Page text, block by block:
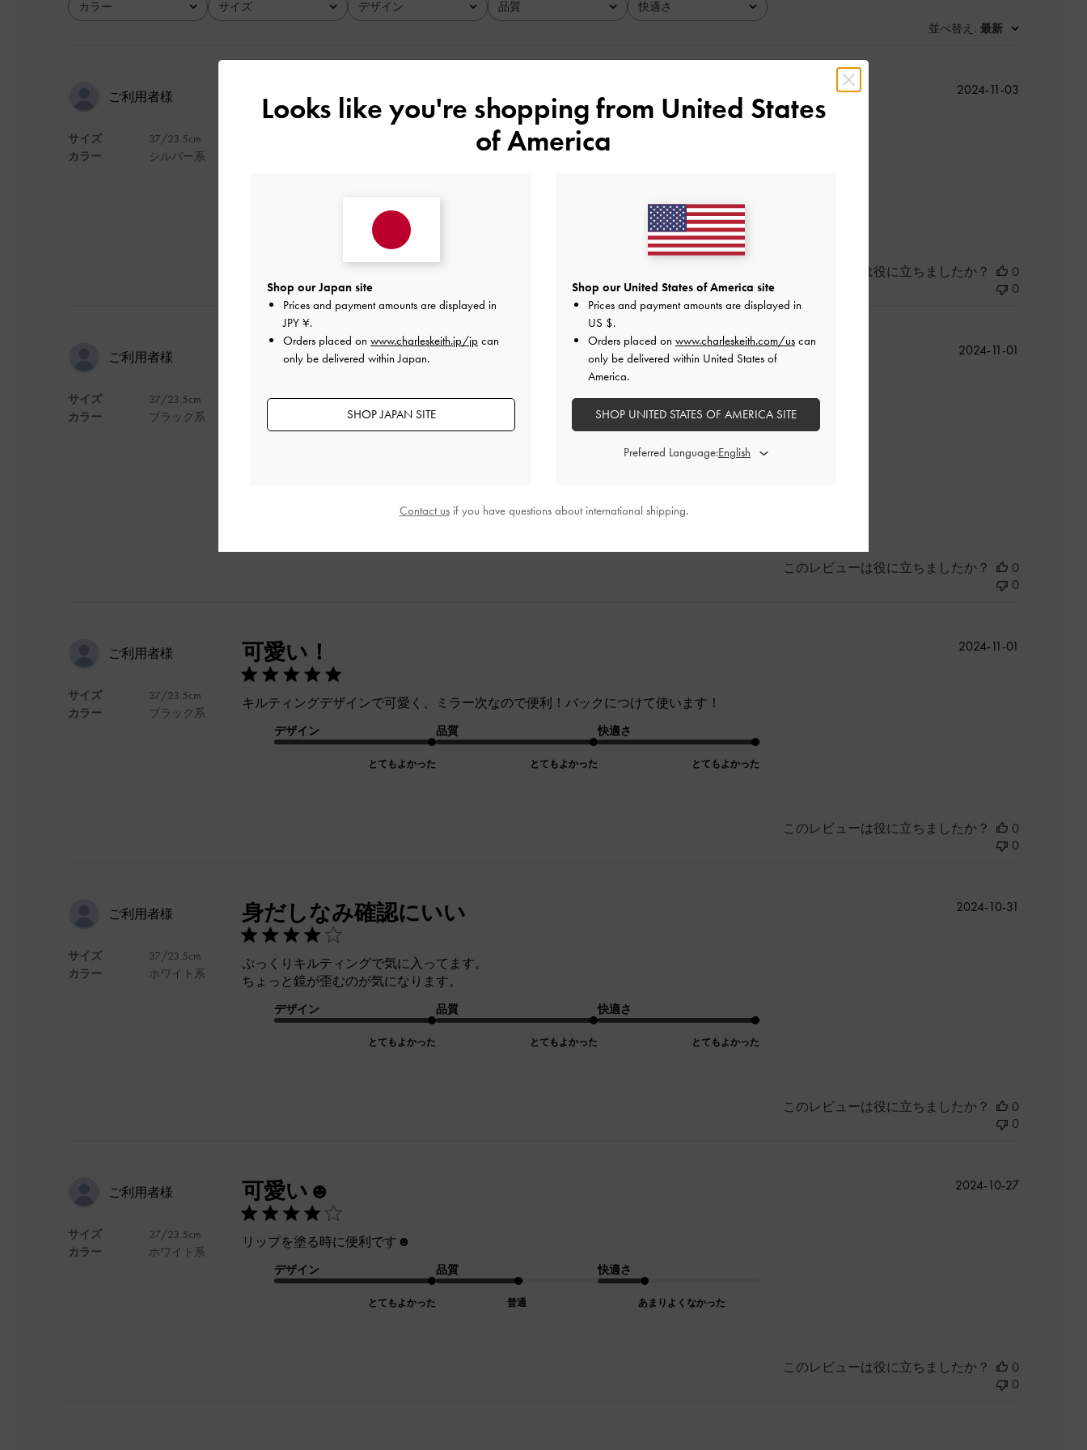
カラー
全て サイズ
全て デザイン
全て 品質
全て 快適さ
全て
並べ替え : 最新
ご利用者様
サイズ
カラー
37/23.5cm
シルバー系
可愛い！
普通
公
2024-11-03
このレビューは役に立ちましたか？
0
0
ご利用者様
サイズ
カラー
37/23.5cm
ブラック系
ひとめぼれ！！！！
ここで買ったバックのショルダーにつけました！
めちゃくちゃかわいい！
とてもよかった
2024-11-01
このレビューは役に立ちましたか？
0
0
ご利用者様
サイズ
カラー
37/23.5cm
ブラック系
可愛い！
キルティングデザインで可愛く、ミラー次なので便利！バックにつけて使います！
デザイン
とてもよかった
品質
とてもよかった
快適さ
とてもよかった
2024-11-01
このレビューは役に立ちましたか？
0
0
ご利用者様
サイズ
カラー
37/23.5cm
ホワイト系
身だしなみ確認にいい
ぷっくりキルティングで気に入ってます。
ちょっと鏡が歪むのが気になります。
デザイン
とてもよかった
品質
とてもよかった
快適さ
とてもよかった
2024-10-31
このレビューは役に立ちましたか？
0
0
ご利用者様
サイズ
カラー
37/23.5cm
ホワイト系
可愛い☻
リップを塗る時に便利です☻
デザイン
とてもよかった
品質
普通
快適さ
あまりよくなかった
公
2024-10-27
このレビューは役に立ちましたか？
0
0
Looks like you're shopping from United States
of America
Shop our Japan site
Prices and payment amounts are displayed in
JPY ¥.
Orders placed on www.charleskeith.jp/jp can
only be delivered within Japan.
SHOP JAPAN SITE
Shop our United States of America site
Prices and payment amounts are displayed in
US $.
Orders placed on www.charleskeith.com/us can
only be delivered within United States of
America.
SHOP UNITED STATES OF AMERICA SITE
Preferred Language:
Contact usif you have questions about international shipping.